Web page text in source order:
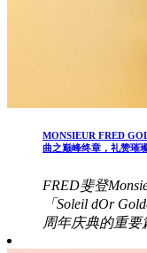
MONSIEUR FRED
曲之巅峰终章，礼赞璀
FRED斐登
「Soleil dOr
周年庆典的重要